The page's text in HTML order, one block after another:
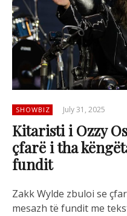
SHOWBIZ July 31, 2025
Kitaristi i Ozzy
çfarë i tha
fundit
Zakk Wylde zbuloi se
mesazh të fundit me